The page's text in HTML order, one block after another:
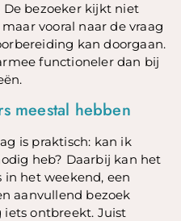
bezoeker kijkt niet
vooral naar de vraag
kan doorgaan.
functioneler dan bij
meestal hebben
is praktisch: kan ik
heb? Daarbij kan het
het weekend, een
aanvullend bezoek
ontbreekt. Juist